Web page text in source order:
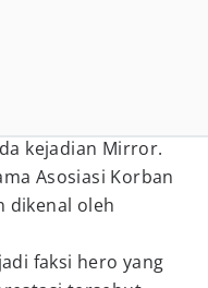
kejadian Mirror.
Asosiasi Korban
dikenal oleh
faksi hero yang